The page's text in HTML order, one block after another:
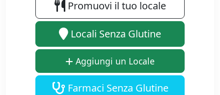
Promuovi il tuo locale
Locali Senza Glutine
Aggiungi un Locale
Farmaci Senza Glutine